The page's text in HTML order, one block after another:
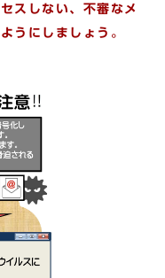
スしない、不審なメ
うにしましょう。